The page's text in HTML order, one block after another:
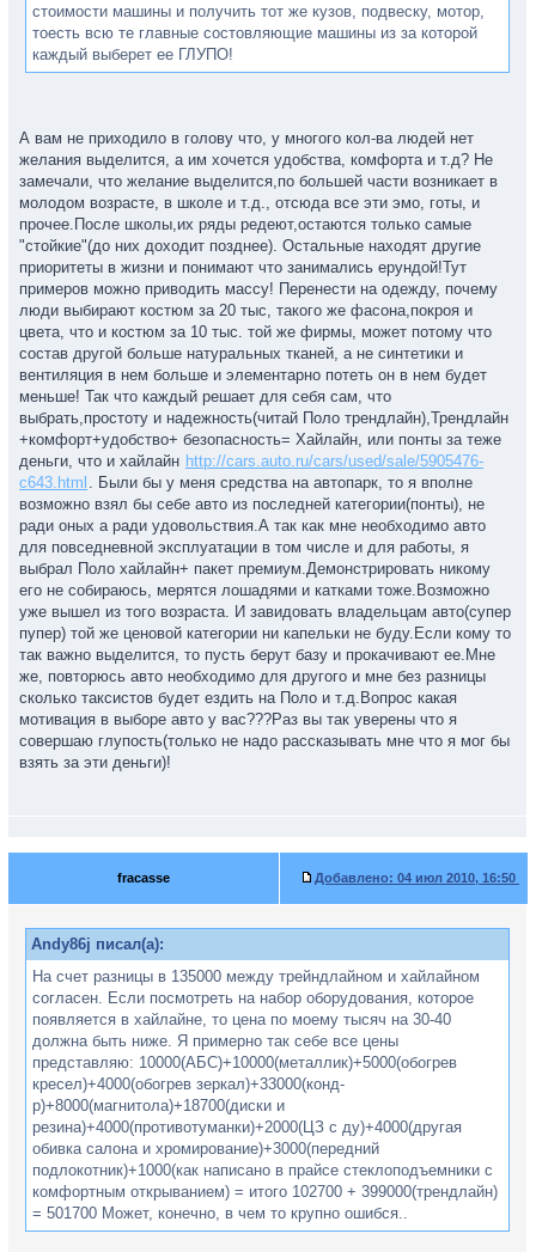
стоимости машины и получить тот же кузов, подвеску, мотор,
тоесть всю те главные состовляющие машины из за которой
каждый выберет ее ГЛУПО!
А вам не приходило в голову что, у многого кол-ва людей нет
желания выделится, а им хочется удобства, комфорта и т.д? Не
замечали, что желание выделится,по большей части возникает в
молодом возрасте, в школе и т.д., отсюда все эти эмо, готы, и
прочее.После школы,их ряды редеют,остаются только самые
"стойкие"(до них доходит позднее). Остальные находят другие
приоритеты в жизни и понимают что занимались ерундой!Тут
примеров можно приводить массу! Перенести на одежду, почему
люди выбирают костюм за 20 тыс, такого же фасона,покроя и
цвета, что и костюм за 10 тыс. той же фирмы, может потому что
состав другой больше натуральных тканей, а не синтетики и
вентиляция в нем больше и элементарно потеть он в нем будет
меньше! Так что каждый решает для себя сам, что
выбрать,простоту и надежность(читай Поло трендлайн),Трендлайн
+комфорт+удобство+ безопасность= Хайлайн, или понты за теже
деньги, что и хайлайн http://cars.auto.ru/cars/used/sale/5905476-
c643.html . Были бы у меня средства на автопарк, то я вполне
возможно взял бы себе авто из последней категории(понты), не
ради оных а ради удовольствия.А так как мне необходимо авто
для повседневной эксплуатации в том числе и для работы, я
выбрал Поло хайлайн+ пакет премиум.Демонстрировать никому
его не собираюсь, мерятся лошадями и катками тоже.Возможно
уже вышел из того возраста. И завидовать владельцам авто(супер
пупер) той же ценовой категории ни капельки не буду.Если кому то
так важно выделится, то пусть берут базу и прокачивают ее.Мне
же, повторюсь авто необходимо для другого и мне без разницы
сколько таксистов будет ездить на Поло и т.д.Вопрос какая
мотивация в выборе авто у вас???Раз вы так уверены что я
совершаю глупость(только не надо рассказывать мне что я мог бы
взять за эти деньги)!
fracasse Добавлено: 04 июл 2010, 16:50
Andy86j писал(а):
На счет разницы в 135000 между трейндлайном и хайлайном
согласен. Если посмотреть на набор оборудования, которое
появляется в хайлайне, то цена по моему тысяч на 30-40
должна быть ниже. Я примерно так себе все цены
представляю: 10000(АБС)+10000(металлик)+5000(обогрев
кресел)+4000(обогрев зеркал)+33000(конд-
р)+8000(магнитола)+18700(диски и
резина)+4000(противотуманки)+2000(ЦЗ с ду)+4000(другая
обивка салона и хромирование)+3000(передний
подлокотник)+1000(как написано в прайсе стеклоподъемники с
комфортным открыванием) = итого 102700 + 399000(трендлайн)
= 501700 Может, конечно, в чем то крупно ошибся..